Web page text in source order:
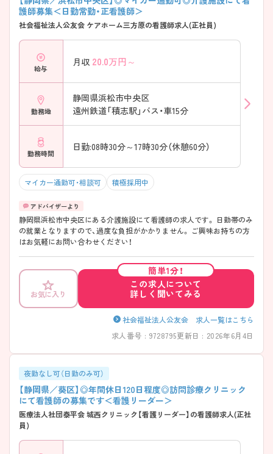
護師募集＜日勤常勤・正看護師＞
社会福祉法人公友会 ケアホーム三方原の看護師求人(正社員)
給与
月収 20.0万円～
勤務地
静岡県浜松市中央区
遠州鉄道「積志駅」バス・車15分
勤務時間
日勤:08時30分～17時30分（休憩60分）
マイカー通勤可・相談可 積極採用中
静岡県浜松市中央区にある介護施設にて看護師の求人です。 日勤帯のみ
の就業となりますので、過度な負担がかかりません。 ご興味お持ちの方
はお気軽にお問い合わせください！
お気に入り
簡単1分！
この求人について
詳しく聞いてみる
社会福祉法人公友会 求人一覧はこちら
求人番号 : 9728795更新日 : 2026年6月4日
夜勤なし可（日勤のみ可）
【静岡県／葵区】◎年間休日120日程度◎訪問診療クリニック
にて看護師の募集です＜看護リーダー＞
医療法人社団泰平会 城西クリニック【看護リーダー】の看護師求人(正社
員)